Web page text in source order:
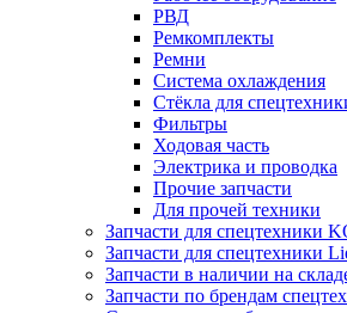
РВД
Ремкомплекты
Ремни
Система охлаждения
Стёкла для
Фильтры
Ходовая часть
Электрика и проводка
Прочие запчасти
Для прочей техники
Запчасти для спецтехники
Запчасти для спецтехники
Запчасти в наличии на
Запчасти по брендам